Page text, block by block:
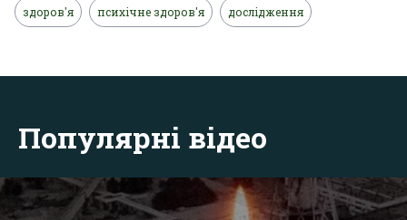
здоров'я психічне здоров'я дослідження
Популярні відео